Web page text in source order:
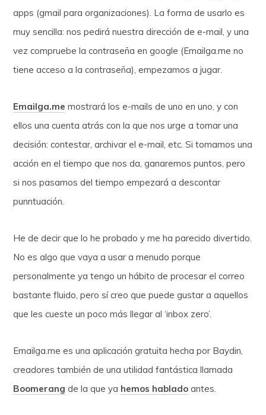
apps (gmail para organizaciones). La forma de usarlo es
muy sencilla: nos pedirá nuestra dirección de e-mail, y una
vez compruebe la contraseña en google (Emailga.me no
tiene acceso a la contraseña), empezamos a jugar.
Emailga.me mostrará los e-mails de uno en uno, y con
ellos una cuenta atrás con la que nos urge a tomar una
decisión: contestar, archivar el e-mail, etc. Si tomamos una
acción en el tiempo que nos da, ganaremos puntos, pero
si nos pasamos del tiempo empezará a descontar
punntuación.
He de decir que lo he probado y me ha parecido divertido.
No es algo que vaya a usar a menudo porque
personalmente ya tengo un hábito de procesar el correo
bastante fluido, pero sí creo que puede gustar a aquellos
que les cueste un poco más llegar al ‘inbox zero’.
Emailga.me es una aplicación gratuita hecha por Baydin,
creadores también de una utilidad fantástica llamada
Boomerang de la que ya hemos hablado antes.